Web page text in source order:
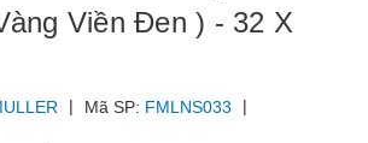
Viền Đen ) - 32 X
| Mã SP: FMLNS033 |